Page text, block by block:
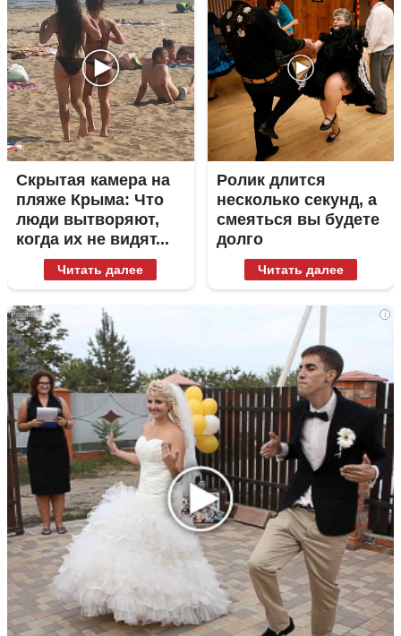
Скрытая камера на
пляже Крыма: Что
люди вытворяют,
когда их не видят...
Читать далее
Ролик длится
несколько секунд, а
смеяться вы будете
долго
Читать далее
i